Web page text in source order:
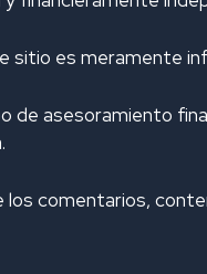
i
y
sitio es meramente
de asesoramiento
los comentarios,